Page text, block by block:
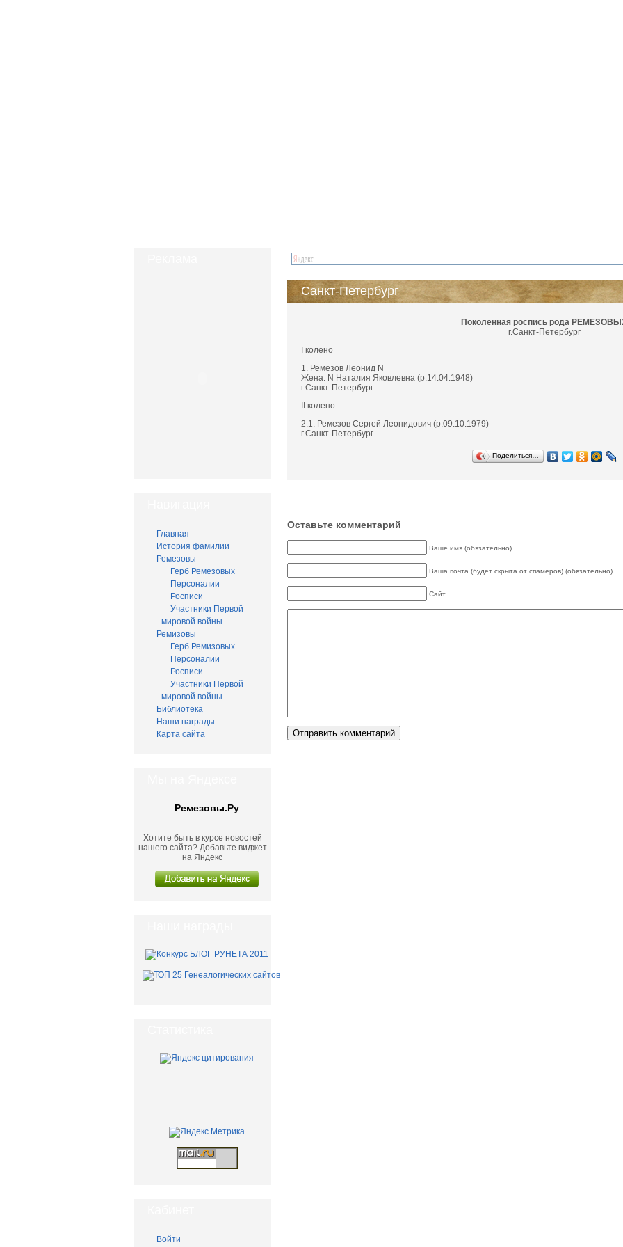
Санкт-Петербург
Поколенная роспись рода
г.Санкт-Петербург
I колено
1. Ремезов Леонид N
Жена: N Наталия Яковлевна (р.14.04.1948)
г.Санкт-Петербург
II колено
2.1. Ремезов Сергей Леонидович (р.09.10.1979)
г.Санкт-Петербург
Поделиться…
Оставьте комментарий
Ваше имя (обязательно)
Ваша почта (будет скрыта от спамеров) (обязательно)
Сайт
Главная
История фамилии
Ремезовы
Герб Ремезовых
Персоналии
Росписи
Участники Первой
мировой войны
Ремизовы
Герб Ремизовых
Персоналии
Росписи
Участники Первой
мировой войны
Библиотека
Наши награды
Карта сайта
Ремезовы.Ру
Хотите быть в курсе новостей
нашего сайта? Добавьте виджет
на Яндекс
Войти